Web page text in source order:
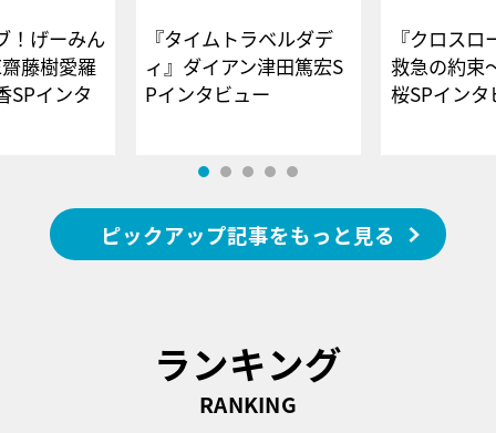
！げーみん
藤樹愛羅
SPインタ
『タイムトラベルダデ
ィ』ダイアン津田篤宏S
Pインタビュー
『クロス
救急の約束
桜SPイ
ピックアップ記事をもっと見る
ランキング
RANKING